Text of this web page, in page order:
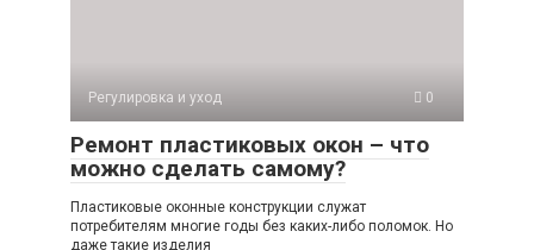
Регулировка и уход 0
Ремонт пластиковых окон – что
можно сделать самому?
Пластиковые оконные конструкции служат
потребителям многие годы без каких-либо поломок. Но
даже такие изделия